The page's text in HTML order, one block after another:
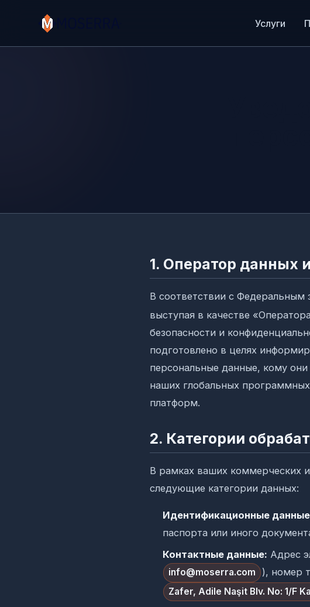
Услуги
1. Оператор данных
В соответствии с
выступая в качестве
безопасности и
подготовлено в целях
персональные данные, кому
наших глобальных
платформ.
2. Категории
В рамках ваших коммерческих
следующие категории данных:
Идентификационные
паспорта или иного
Контактные данные: Адрес
info@moserra.com ), номер
Zafer, Adile Naşit Blv. No: 1/F